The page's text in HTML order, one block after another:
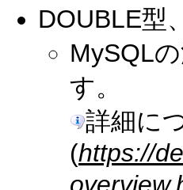
DOUBLE型
MySQL
す。
詳細に
(https://